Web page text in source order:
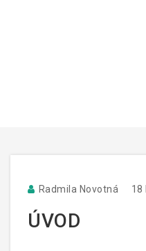
Radmila Novotná 18
ÚVOD